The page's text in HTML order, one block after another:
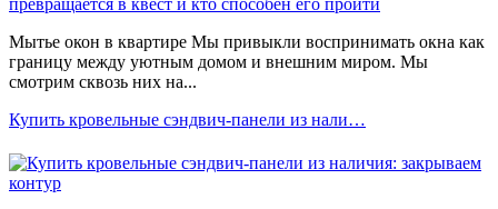
Мытье окон в квартире Мы привыкли воспринимать окна как
границу между уютным домом и внешним миром. Мы
смотрим сквозь них на...
Купить кровельные сэндвич-панели из нали…